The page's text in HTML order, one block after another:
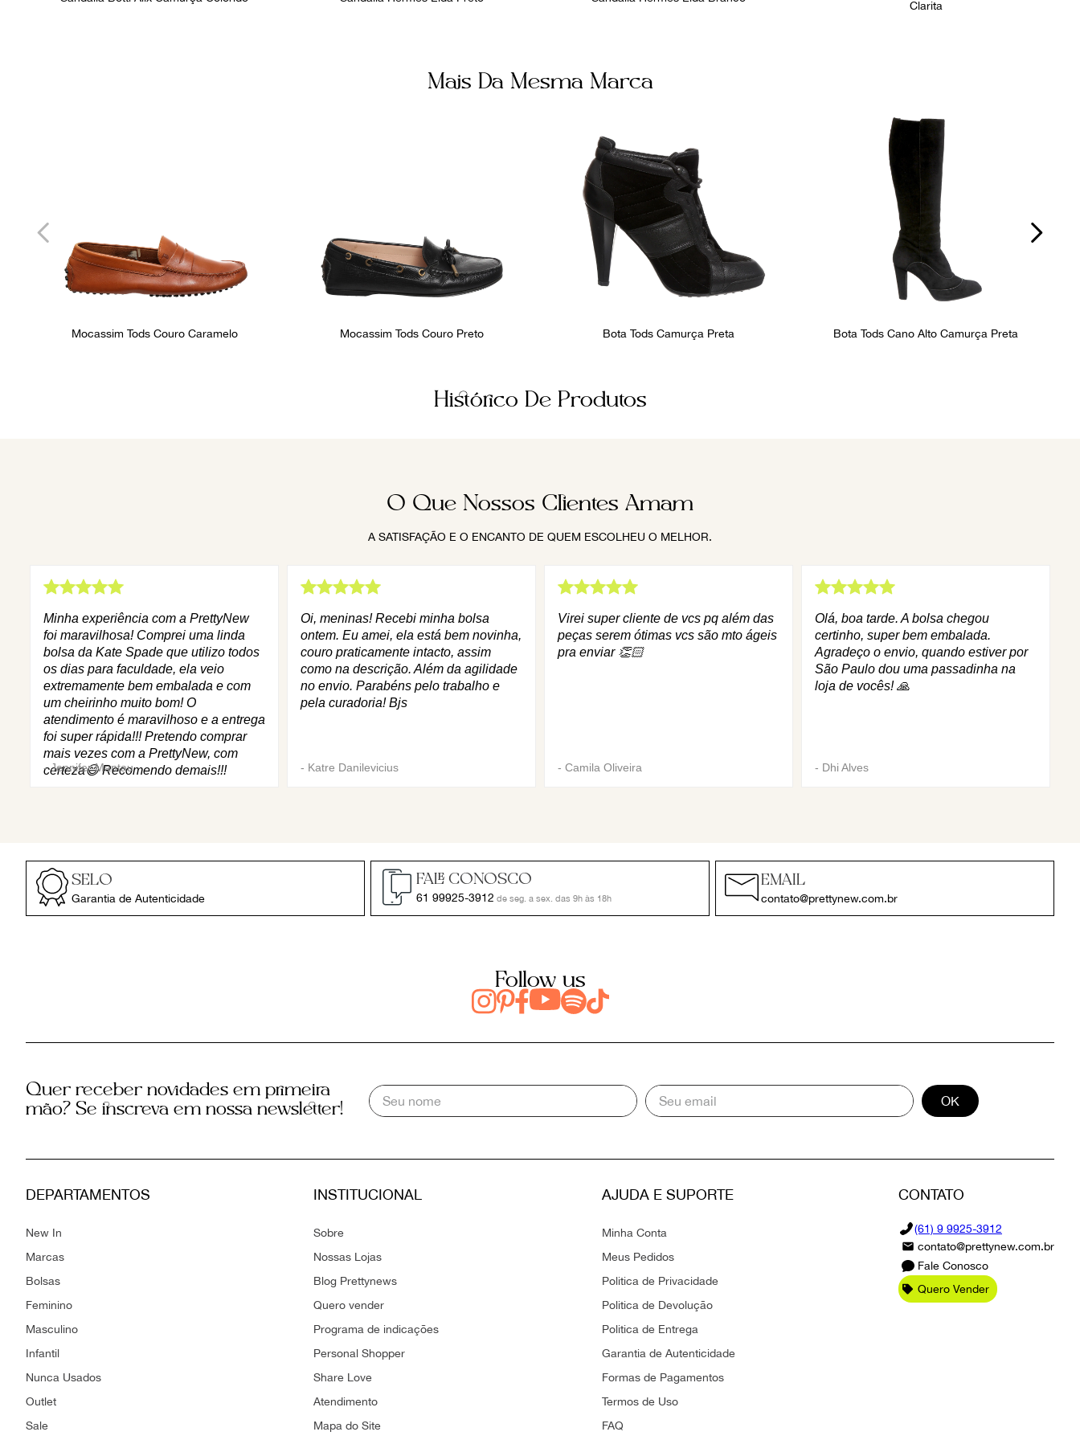
Clarita
Mais Da Mesma Marca
Mocassim Tods Couro Caramelo Mocassim Tods Couro Preto Bota Tods Camurça Preta Bota Tods Cano Alto Camurça Preta
Histórico De Produtos
O Que Nossos Clientes Amam
A SATISFAÇÃO E O ENCANTO DE QUEM ESCOLHEU O MELHOR.
Minha experiência com a PrettyNew
foi maravilhosa! Comprei uma linda
bolsa da Kate Spade que utilizo todos
os dias para faculdade, ela veio
extremamente bem embalada e com
um cheirinho muito bom! O
atendimento é maravilhoso e a entrega
foi super rápida!!! Pretendo comprar
mais vezes com a PrettyNew, com
certeza😄 Recomendo demais!!!
-Jennifer Mantau
Oi, meninas! Recebi minha bolsa
ontem. Eu amei, ela está bem novinha,
couro praticamente intacto, assim
como na descrição. Além da agilidade
no envio. Parabéns pelo trabalho e
pela curadoria! Bjs
- Katre Danilevicius
Virei super cliente de vcs pq além das
peças serem ótimas vcs são mto ágeis
pra enviar 👏🏻
- Camila Oliveira
Olá, boa tarde. A bolsa chegou
certinho, super bem embalada.
Agradeço o envio, quando estiver por
São Paulo dou uma passadinha na
loja de vocês! 🙏
- Dhi Alves
SELO
Garantia de Autenticidade
FALE CONOSCO
61 99925-3912 de seg. a sex. das 9h às 18h
EMAIL
contato@prettynew.com.br
Follow us
Quer receber novidades em primeira
mão? Se inscreva em nossa newsletter!
OK
DEPARTAMENTOS
New In
Marcas
Bolsas
Feminino
Masculino
Infantil
Nunca Usados
Outlet
Sale
INSTITUCIONAL
Sobre
Nossas Lojas
Blog Prettynews
Quero vender
Programa de indicações
Personal Shopper
Share Love
Atendimento
Mapa do Site
AJUDA E SUPORTE
Minha Conta
Meus Pedidos
Politica de Privacidade
Politica de Devolução
Politica de Entrega
Garantia de Autenticidade
Formas de Pagamentos
Termos de Uso
FAQ
CONTATO
(61) 9 9925-3912
contato@prettynew.com.br
Fale Conosco
Quero Vender